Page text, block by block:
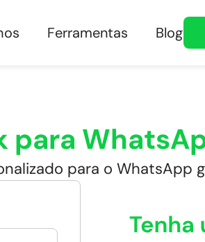
Ferramentas Blog
para
para o WhatsApp